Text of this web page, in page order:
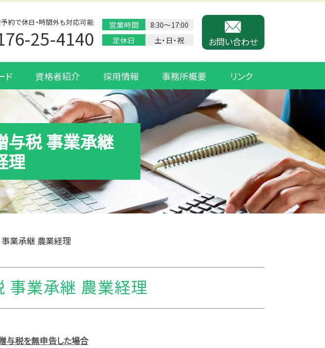
与税 事業承継
理
約で休日・時間外も対応可能
25-4140
営業時間
8:30〜17:00
定休日
土・日・祝 お問い合わせ
ド 資格者紹介 採用情報 事務所概要 リンク
業承継 農業経理
事業承継 農業経理
与税を無申告した場合